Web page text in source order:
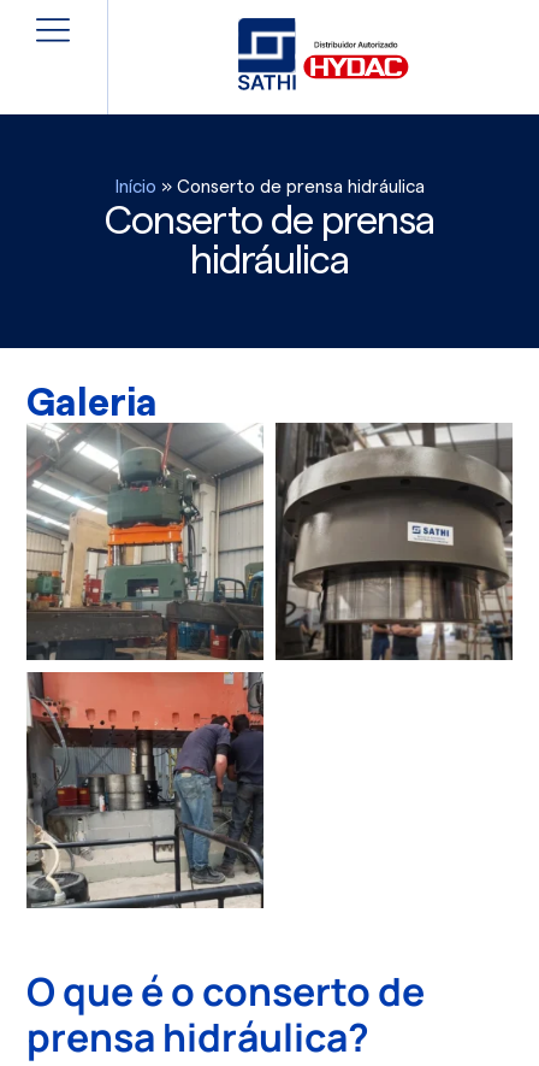
Início » Conserto de prensa hidráulica
Conserto de prensa
hidráulica
Galeria
O que é oconserto de
prensa hidráulica?